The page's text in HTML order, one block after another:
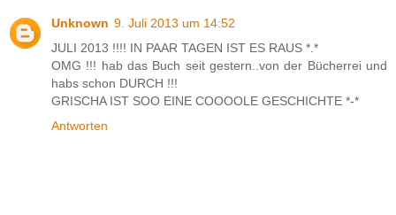
Unknown 9. Juli 2013 um 14:52
JULI 2013 !!!! IN PAAR TAGEN IST ES RAUS *.*
OMG !!! hab das Buch seit gestern..von der Bücherrei und
habs schon DURCH !!!
GRISCHA IST SOO EINE COOOOLE GESCHICHTE *-*
Antworten